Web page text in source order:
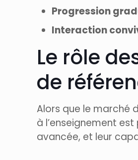
Progression
Interaction
Le rôle
de
Alors que le marché
à l’enseignement
avancée, et leur